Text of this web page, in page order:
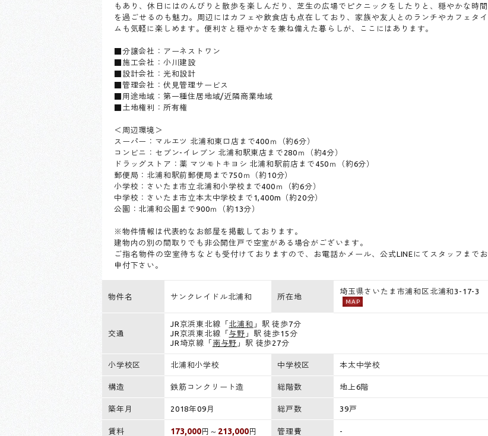
もあり、休日にはのんびりと散歩を楽しんだり、芝生の広場でピクニックをしたりと、穏やかな時間
を過ごせるのも魅力。周辺にはカフェや飲食店も点在しており、家族や友人とのランチやカフェタイ
ムも気軽に楽しめます。便利さと穏やかさを兼ね備えた暮らしが、ここにはあります。
■分譲会社：アーネストワン
■施工会社：小川建設
■設計会社：光和設計
■管理会社：伏見管理サービス
■用途地域：第一種住居地域/近隣商業地域
■土地権利：所有権
＜周辺環境＞
スーパー：マルエツ 北浦和東口店まで400ｍ（約6分）
コンビニ：セブン-イレブン 北浦和駅東店まで280ｍ（約4分）
ドラッグストア：薬 マツモトキヨシ 北浦和駅前店まで450ｍ（約6分）
郵便局：北浦和駅前郵便局まで750ｍ（約10分）
小学校：さいたま市立北浦和小学校まで400ｍ（約6分）
中学校：さいたま市立本太中学校まで1,400m（約20分）
公園：北浦和公園まで900ｍ（約13分）
※物件情報は代表的なお部屋を掲載しております。
建物内の別の間取りでも非公開住戸で空室がある場合がございます。
ご指名物件の空室待ちなども受付けておりますので、お電話かメール、公式LINEにてスタッフまでお
申付下さい。
物件名 サンクレイドル北浦和 所在地
埼玉県さいたま市浦和区北浦和3-17-3
MAP
交通
JR京浜東北線「 北浦和 」駅 徒歩7分
JR京浜東北線「 与野 」駅 徒歩15分
JR埼京線「 南与野 」駅 徒歩27分
小学校区 北浦和小学校 中学校区 本太中学校
構造 鉄筋コンクリート造 総階数 地上6階
築年月 2018年09月 総戸数 39戸
賃料 173,000円～ 213,000円 管理費 -